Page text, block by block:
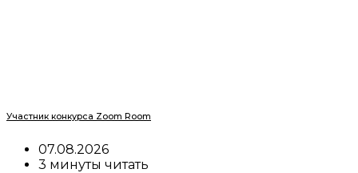
Участник конкурса Zoom Room
07.08.2026
3 минуты читать